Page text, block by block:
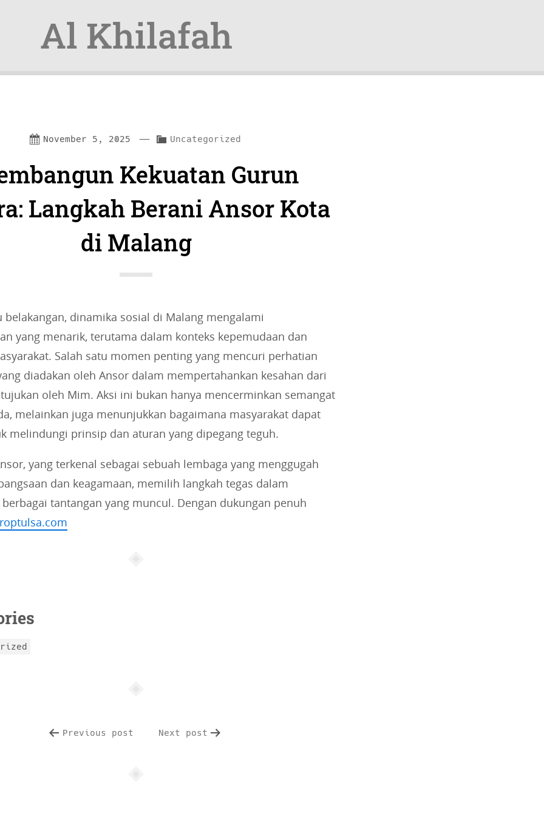
Al Khilafah
November 5, 2025 — C
t
g
r
i
s
:
Uncategorized
Kekuatan Gurun
Langkah Berani Ansor Kota
di Malang
belakangan, dinamika sosial di Malang mengalami
yang menarik, terutama dalam konteks kepemudaan dan
Salah satu momen penting yang mencuri perhatian
diadakan oleh Ansor dalam mempertahankan kesahan dari
oleh Mim. Aksi ini bukan hanya mencerminkan semangat
melainkan juga menunjukkan bagaimana masyarakat dapat
melindungi prinsip dan aturan yang dipegang teguh.
yang terkenal sebagai sebuah lembaga yang menggugah
dan keagamaan, memilih langkah tegas dalam
tantangan yang muncul. Dengan dukungan penuh
Previous post Next post